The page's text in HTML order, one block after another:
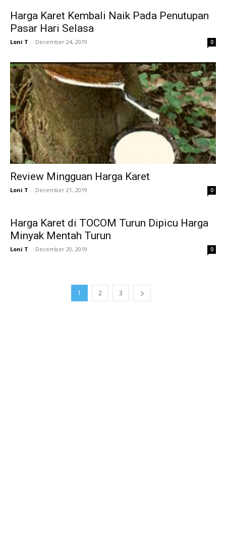
Harga Karet Kembali Naik Pada Penutupan
Pasar Hari Selasa
Loni T - December 24, 2019 0
Review Mingguan Harga Karet
Loni T - December 21, 2019 0
Harga Karet di TOCOM Turun Dipicu Harga
Minyak Mentah Turun
Loni T - December 20, 2019 0
1 2 3